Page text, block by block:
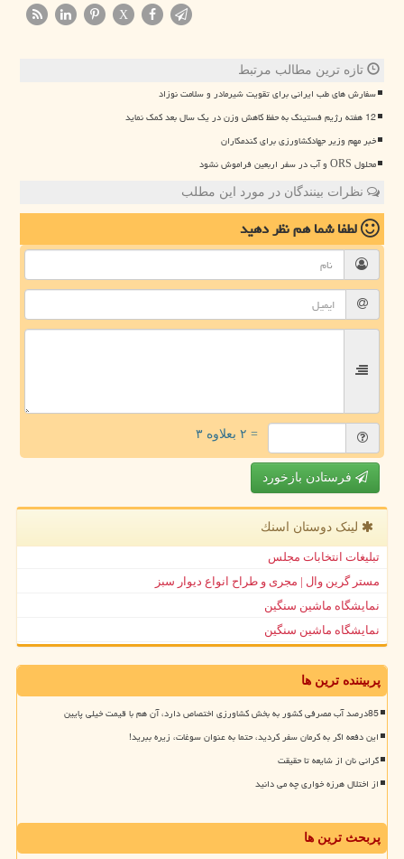
X
تازه ترین مطالب مرتبط
سفارش های طب ایرانی برای تقویت شیرمادر و سلامت نوزاد
12 هفته رژیم فستینگ به حفظ کاهش وزن در یک سال بعد کمک نماید
خبر مهم وزیر جهادکشاورزی برای گندمکاران
محلول ORS و آب در سفر اربعین فراموش نشود
نظرات بینندگان در مورد این مطلب
لطفا شما همنظر دهید
= ۲ بعلاوه ۳
فرستادن بازخورد
لینک دوستان اسنك
تبلیغات انتخابات مجلس
مستر گرین وال | مجری و طراح انواع دیوار سبز
نمایشگاه ماشین سنگین
نمایشگاه ماشین سنگین
پربیننده ترین ها
85درصد آب مصرفی کشور به بخش کشاورزی اختصاص دارد، آن هم با قیمت خیلی پایین
این دفعه اگر به کرمان سفر کردید، حتما به عنوان سوغات، زیره ببرید!
گرانی نان از شایعه تا حقیقت
از اختلال هرزه خواری چه می دانید
پربحث ترین ها